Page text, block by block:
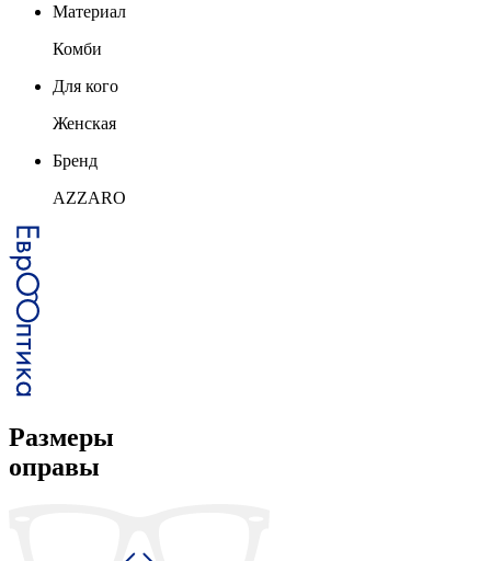
Материал
Комби
Для кого
Женская
Бренд
AZZARO
Размеры
оправы